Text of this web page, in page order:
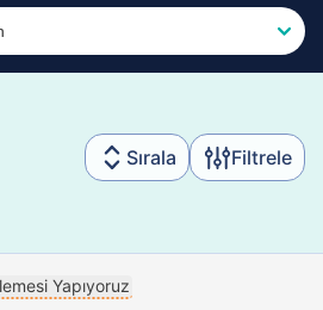
Sırala Filtrele
Yapıyoruz